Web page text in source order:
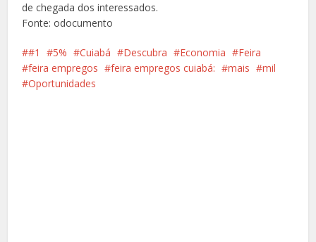
de chegada dos interessados.
Fonte: odocumento
#1 5% Cuiabá Descubra Economia
Feira
feira empregos
feira empregos cuiabá: mais
mil
Oportunidades